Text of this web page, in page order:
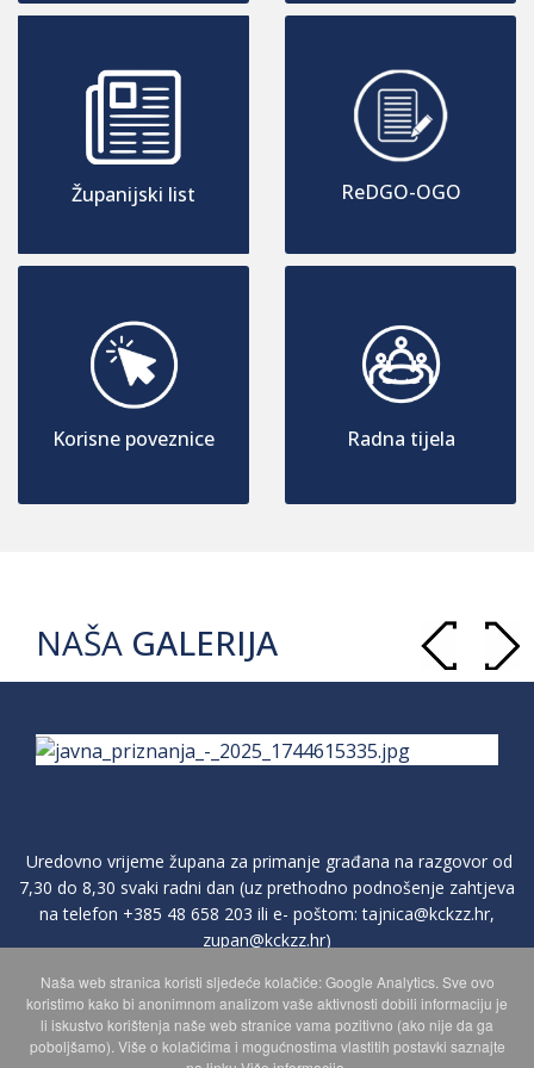
Županijski list
Korisne poveznice
ReDGO-OGO
Radna tijela
NAŠA GALERIJA
Uredovno vrijeme župana za primanje građana na razgovor od
7,30 do 8,30 svaki radni dan (uz prethodno podnošenje zahtjeva
na telefon +385 48 658 203 ili e- poštom:tajnica@kckzz.hr,
zupan@kckzz.hr)
POLITIKA ZAŠTITE PRIVATNOSTI OSOBNIH PODATAKA
Naša web stranica koristi sljedeće kolačiće: Google Analytics. Sve ovo
koristimo kako bi anonimnom analizom vaše aktivnosti dobili informaciju je
li iskustvo korištenja naše web stranice vama pozitivno (ako nije da ga
poboljšamo). Više o kolačićima i mogućnostima vlastitih postavki saznajte